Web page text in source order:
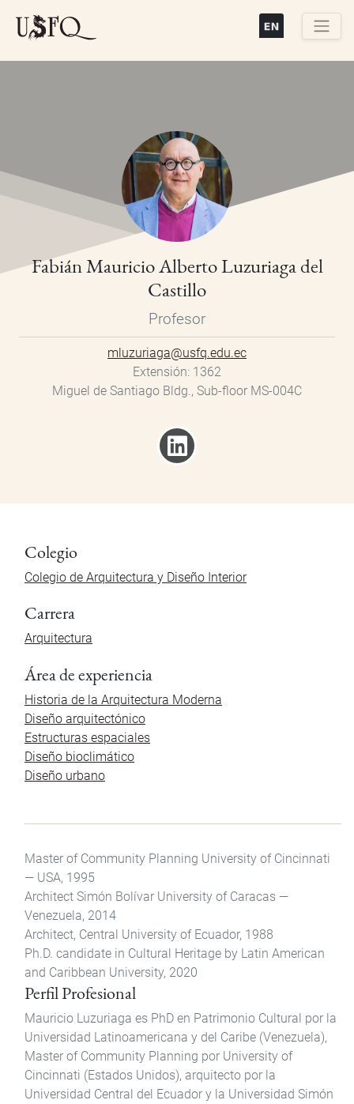
Fabián Mauricio Alberto Luzuriaga del
Castillo
Profesor
mluzuriaga@usfq.edu.ec
Extensión 1362
Miguel de Santiago Bldg., Sub-floor MS-004C
Colegio
Colegio de Arquitectura y Diseño Interior
Carrera
Arquitectura
Área de experiencia
Historia de la Arquitectura Moderna
Diseño arquitectónico
Estructuras espaciales
Diseño bioclimático
Diseño urbano
Master of Community Planning University of Cincinnati
— USA, 1995
Architect Simón Bolívar University of Caracas —
Venezuela, 2014
Architect, Central University of Ecuador, 1988
Ph.D. candidate in Cultural Heritage by Latin American
and Caribbean University, 2020
Perfil Profesional
Mauricio Luzuriaga es PhD en Patrimonio Cultural por la
Universidad Latinoamericana y del Caribe (Venezuela),
Master of Community Planning por University of
Cincinnati (Estados Unidos), arquitecto por la
Universidad Central del Ecuador y la Universidad Simón